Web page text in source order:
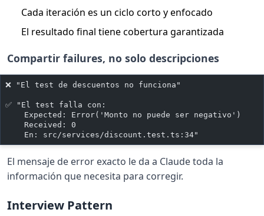
Cada iteración es un ciclo corto y enfocado
El resultado final tiene cobertura garantizada
Compartir failures, no solo descripciones
❌ "El test de descuentos no funciona"
✅ "El test falla con:
    Expected: Error('Monto no puede ser negativo')
    Received: 0
    En: src/services/discount.test.ts:34"
El mensaje de error exacto le da a Claude toda la
información que necesita para corregir.
Interview Pattern